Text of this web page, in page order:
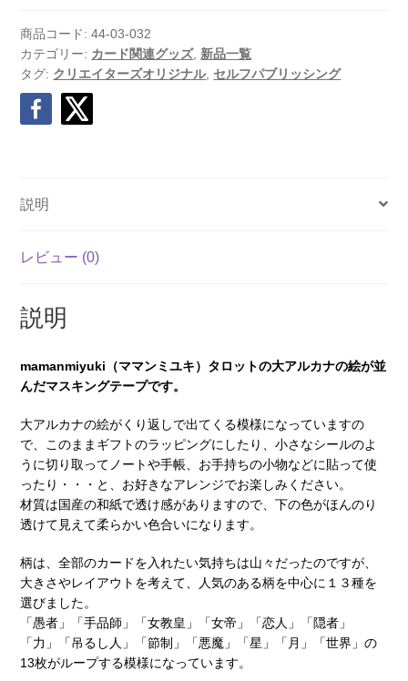
商品コード:44-03-032
カテゴリー: カード関連グッズ, 新品一覧
タグ: クリエイターズオリジナル, セルフパブリッシング
説明
レビュー (0)
説明
mamanmiyuki（ママンミユキ）タロットの大アルカナの絵が並
んだマスキングテープです。
大アルカナの絵がくり返しで出てくる模様になっていますの
で、このままギフトのラッピングにしたり、小さなシールのよ
うに切り取ってノートや手帳、お手持ちの小物などに貼って使
ったり・・・と、お好きなアレンジでお楽しみください。
材質は国産の和紙で透け感がありますので、下の色がほんのり
透けて見えて柔らかい色合いになります。
柄は、全部のカードを入れたい気持ちは山々だったのですが、
大きさやレイアウトを考えて、人気のある柄を中心に１３種を
選びました。
「愚者」「手品師」「女教皇」「女帝」「恋人」「隠者」
「力」「吊るし人」「節制」「悪魔」「星」「月」「世界」の
13枚がループする模様になっています。